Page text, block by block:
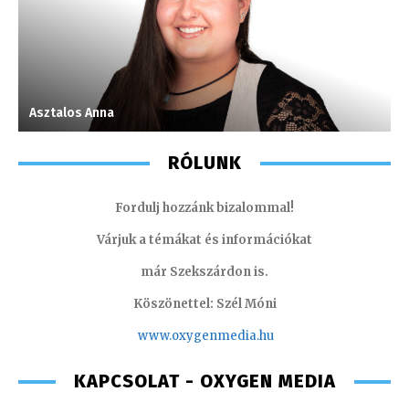
Asztalos Anna
RÓLUNK
Fordulj hozzánk bizalommal!
Várjuk a témákat és információkat
már Szekszárdon is.
Köszönettel: Szél Móni
www.oxygenmedia.hu
KAPCSOLAT - OXYGEN MEDIA